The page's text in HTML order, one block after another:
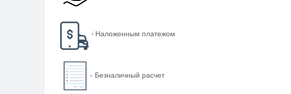
- Наложенным платежом
- Безналичный расчет